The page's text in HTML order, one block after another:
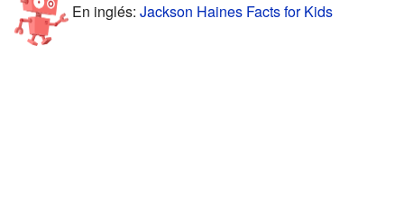
En inglés: Jackson Haines Facts for Kids